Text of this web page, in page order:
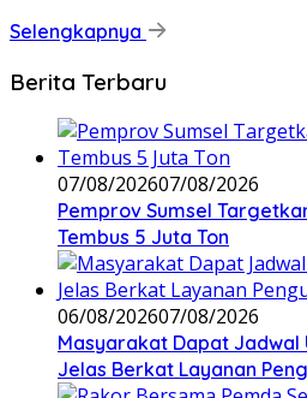
Selengkapnya
Berita Terbaru
07/08/202607/08/2026
Pemprov Sumsel
Tembus 5 Juta Ton
06/08/202607/08/2026
Masyarakat Dapat Jadwal
Jelas Berkat Layanan